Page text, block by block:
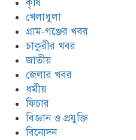
কৃষি
খেলাধুলা
গ্রাম-গঞ্জের খবর
চাকুরীর খবর
জাতীয়
জেলার খবর
ধর্মীয়
ফিচার
বিজ্ঞান ও প্রযুক্তি
বিনোদন